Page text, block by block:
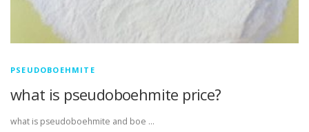
PSEUDOBOEHMITE
what is pseudoboehmite price?
what is pseudoboehmite and boe …